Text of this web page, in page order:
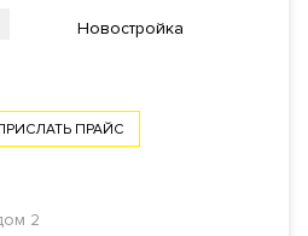
Новостройка
ПРАЙС
2